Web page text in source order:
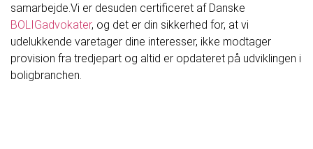
samarbejde.Vi er desuden certificeret af Danske
BOLIGadvokater, og det er din sikkerhed for, at vi
udelukkende varetager dine interesser, ikke modtager
provision fra tredjepart og altid er opdateret på udviklingen i
boligbranchen.